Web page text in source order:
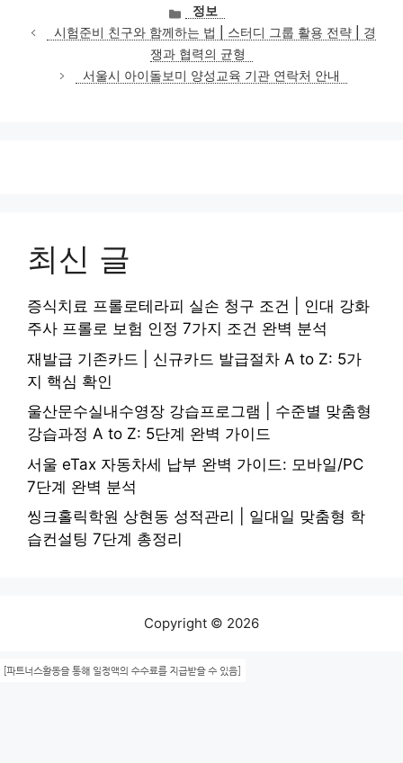
카
테
고
리
정보
시험준비 친구와 함께하는 법 | 스터디 그룹 활용 전략 | 경
쟁과 협력의 균형
서울시 아이돌보미 양성교육 기관 연락처 안내
최신 글
증식치료 프롤로테라피 실손 청구 조건 | 인대 강화
주사 프롤로 보험 인정 7가지 조건 완벽 분석
재발급 기존카드 | 신규카드 발급절차 A to Z: 5가
지 핵심 확인
울산문수실내수영장 강습프로그램 | 수준별 맞춤형
강습과정 A to Z: 5단계 완벽 가이드
서울 eTax 자동차세 납부 완벽 가이드: 모바일/PC
7단계 완벽 분석
씽크홀릭학원 상현동 성적관리 | 일대일 맞춤형 학
습컨설팅 7단계 총정리
Copyright © 2026